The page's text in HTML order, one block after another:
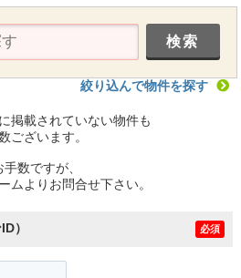
絞り込んで物件を探す
掲載されていない物件も
ございます。
手数ですが、
ムよりお問合せ下さい。
） 必須